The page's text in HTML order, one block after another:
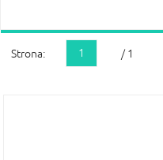
Strona: 1 / 1